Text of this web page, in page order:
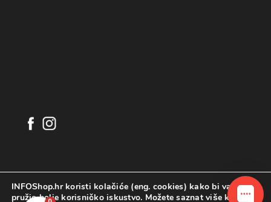
INFOShop.hr koristi kolačiće (eng. cookies) kako bi vam
pružio bolje korisničko iskustvo. Možete saznat više koje